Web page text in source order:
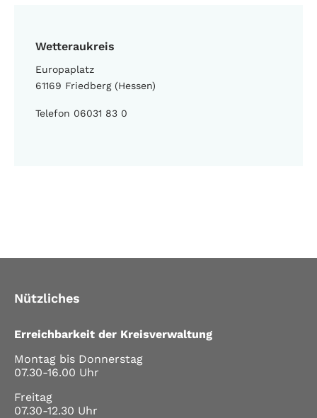
Wetteraukreis
Europaplatz
61169 Friedberg (Hessen)
Telefon 06031 83 0
Nützliches
Erreichbarkeit der Kreisverwaltung
Montag bis Donnerstag
07.30-16.00 Uhr
Freitag
07.30-12.30 Uhr